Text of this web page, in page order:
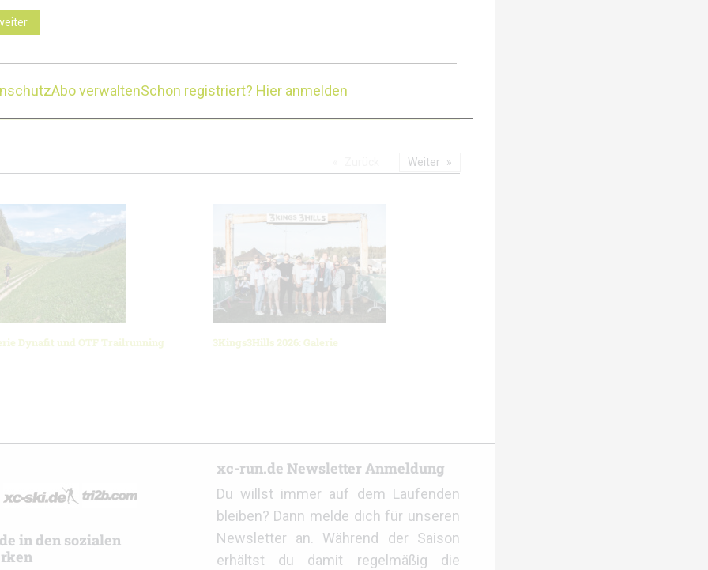
Dynafit und OTF Trailrunning
3Kings3Hills 2026: Galerie
Weiter
in den sozialen
xc-run.de Newsletter Anmeldung
Du willst immer auf dem Laufenden
bleiben? Dann melde dich für unseren
Newsletter an. Während der Saison
erhältst du damit regelmäßig die
Abo verwaltenSchon registriert? Hier anmelden